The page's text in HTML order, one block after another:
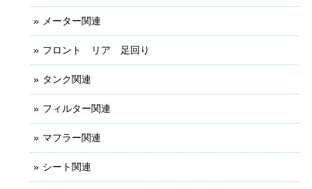
メーター関連
フロント リア 足回り
タンク関連
フィルター関連
マフラー関連
シート関連